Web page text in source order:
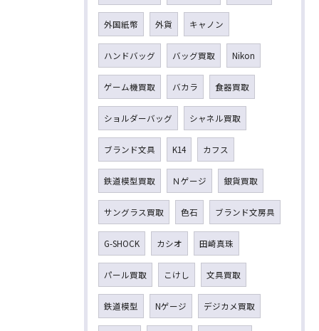
外国紙幣 外貨 キャノン
ハンドバッグ バッグ買取 Nikon
ゲーム機買取 バカラ 食器買取
ショルダーバッグ シャネル買取
ブランド文具 K14 カフス
鉄道模型買取 Ｎゲージ 銀貨買取
サングラス買取 色石 ブランド文房具
G-SHOCK カシオ 田崎真珠
パール買取 こけし 文具買取
鉄道模型 Nゲージ デジカメ買取